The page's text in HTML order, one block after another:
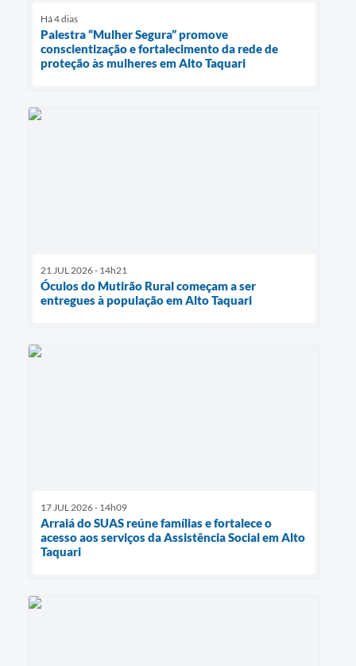
Há 4 dias
Palestra “Mulher Segura” promove
conscientização e fortalecimento da rede de
proteção às mulheres em Alto Taquari
21 JUL 2026 - 14h21
Óculos do Mutirão Rural começam a ser
entregues à população em Alto Taquari
17 JUL 2026 - 14h09
Arraiá do SUAS reúne famílias e fortalece o
acesso aos serviços da Assistência Social em Alto
Taquari